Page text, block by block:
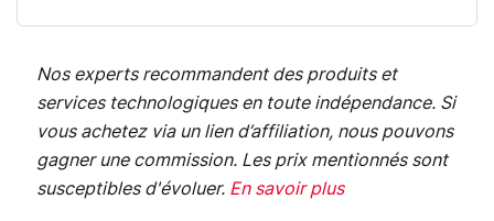
Nos experts recommandent des produits et
services technologiques en toute indépendance. Si
vous achetez via un lien d’affiliation, nous pouvons
gagner une commission. Les prix mentionnés sont
susceptibles d'évoluer. En savoir plus